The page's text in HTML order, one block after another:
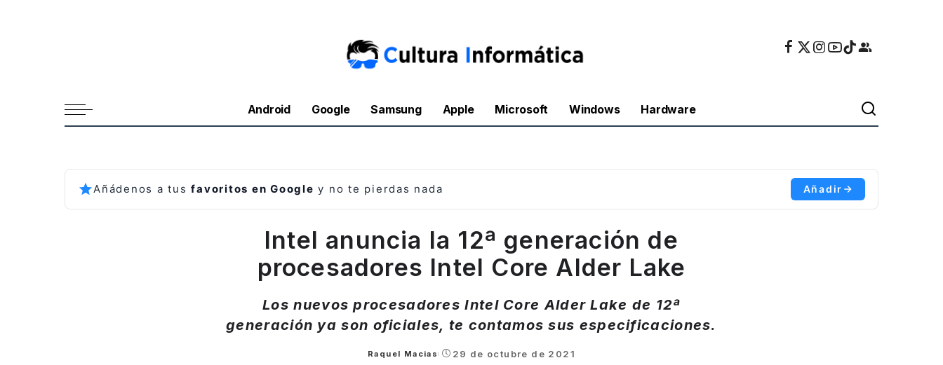
Android Google Samsung Apple Microsoft Windows Hardware
Añádenos a tusfavoritos en Google y no te pierdas nada Añadir
Intel anuncia la 12ª generación de
procesadores Intel Core Alder Lake
Los nuevos procesadores Intel Core Alder Lake de 12ª
generación ya son oficiales, te contamos sus especificaciones.
Posted
Raquel Macias 29 de octubre de 2021